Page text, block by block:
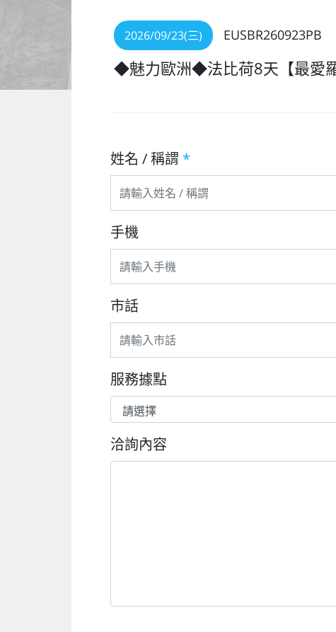
2026/09/23(三) EUSBR260923PB
◆魅力歐洲◆法比荷8天【最愛
姓名 / 稱謂 *
手機
市話
服務據點
洽詢內容